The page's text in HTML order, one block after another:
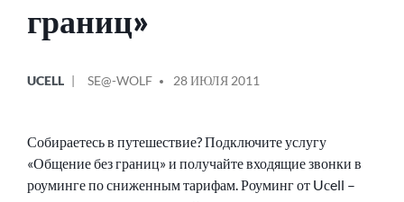
границ»
В
UCELL
ОТ
SE@-WOLF 28 ИЮЛЯ 2011
Собираетесь в путешествие? Подключите услугу
«Общение без границ» и получайте входящие звонки в
роуминге по сниженным тарифам. Роуминг от Uсell –